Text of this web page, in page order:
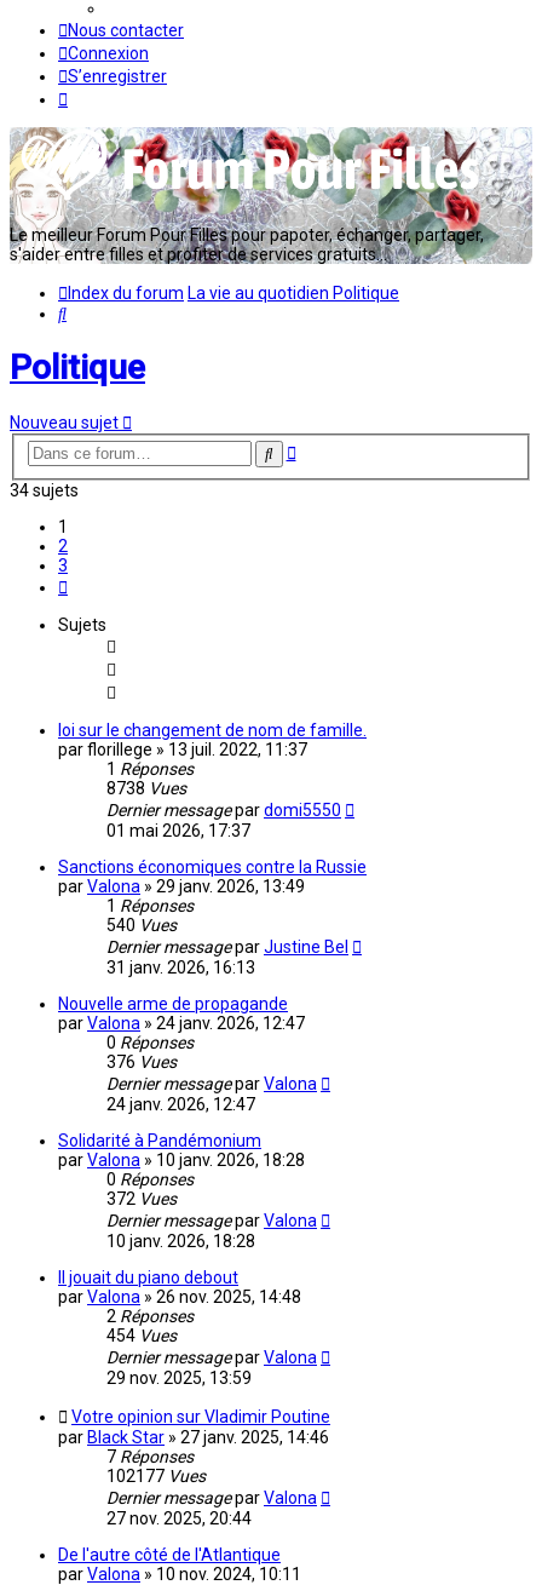
Nous contacter
Connexion
S’enregistrer
Le meilleur Forum Pour Filles pour papoter, échanger, partager,
s'aider entre filles et profiter de services gratuits...
Index du forum La vie au quotidien Politique
Rechercher
Politique
Nouveau sujet
Rechercher
Recherche
34 sujets
1
2
3
Sujets
loi sur le changement de nom de famille.
parflorillege » 13 juil. 2022, 11:37
1 Réponses
8738 Vues
Dernier messagepardomi5550
01 mai 2026, 17:37
Sanctions économiques contre la Russie
parValona » 29 janv. 2026, 13:49
1 Réponses
540 Vues
Dernier messageparJustine Bel
31 janv. 2026, 16:13
Nouvelle arme de propagande
parValona » 24 janv. 2026, 12:47
0 Réponses
376 Vues
Dernier messageparValona
24 janv. 2026, 12:47
Solidarité à Pandémonium
parValona » 10 janv. 2026, 18:28
0 Réponses
372 Vues
Dernier messageparValona
10 janv. 2026, 18:28
Il jouait du piano debout
parValona » 26 nov. 2025, 14:48
2 Réponses
454 Vues
Dernier messageparValona
29 nov. 2025, 13:59
Votre opinion sur Vladimir Poutine
par Black Star » 27 janv. 2025, 14:46
7 Réponses
102177 Vues
Dernier messageparValona
27 nov. 2025, 20:44
De l'autre côté de l'Atlantique
parValona » 10 nov. 2024, 10:11